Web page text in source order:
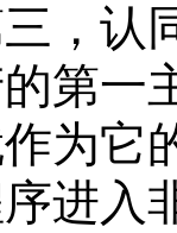
认同
第一
为它
进入